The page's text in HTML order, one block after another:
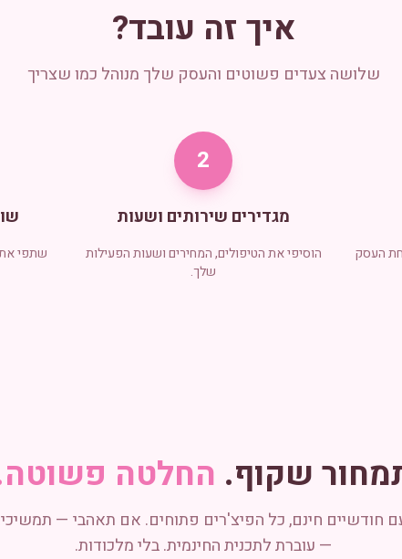
איך זה עובד?
שלושה צעדים פשוטים והעסק שלך מנוהל כמו שצריך
העסק
2
מגדירים שירותים ושעות
הוסיפי את הטיפולים, המחירים ושעות הפעילות
שלך.
שתפי את
שקוף. החלטה
חודשיים חינם, כל הפיצ'רים פתוחים. אם תאהבי —
— עוברת לתכנית החינמית. בלי מלכודות.